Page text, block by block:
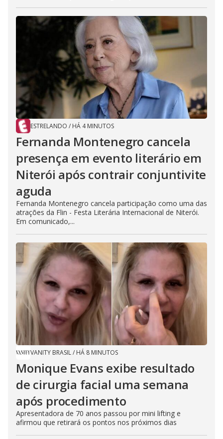
ESTRELANDO / HÁ 4 MINUTOS
Fernanda Montenegro cancela
presença em evento literário em
Niterói após contrair conjuntivite
aguda
Fernanda Montenegro cancela participação como uma das
atrações da Flin - Festa Literária Internacional de Niterói.
Em comunicado,...
VANITY BRASIL/ HÁ 8 MINUTOS
Monique Evans exibe resultado
de cirurgia facial uma semana
após procedimento
Apresentadora de 70 anos passou por mini lifting e
afirmou que retirará os pontos nos próximos dias